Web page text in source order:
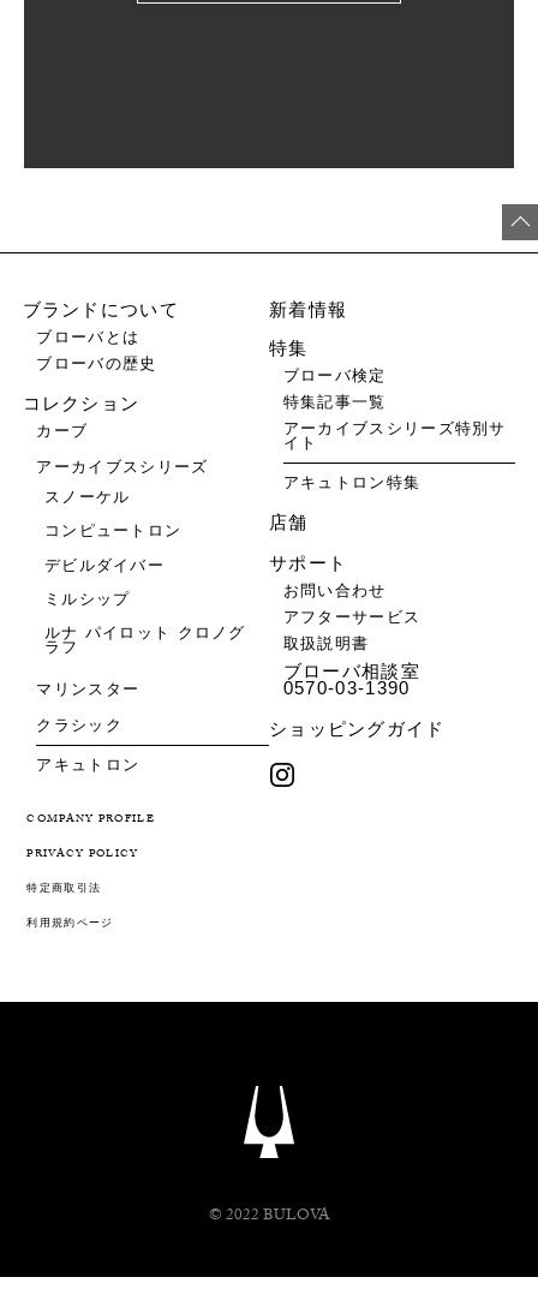
ブランドについて
ブローバとは
ブローバの歴史
コレクション
カーブ
アーカイブスシリーズ
スノーケル
コンピュートロン
デビルダイバー
ミルシップ
ルナ パイロット クロノグ
ラフ
マリンスター
クラシック
アキュトロン
新着情報
特集
ブローバ検定
特集記事一覧
アーカイブスシリーズ特別サ
イト
アキュトロン特集
店舗
サポート
お問い合わせ
アフターサービス
取扱説明書
ブローバ相談室
0570-03-1390
ショッピングガイド
COMPANY PROFILE
PRIVACY POLICY
特定商取引法
利用規約ページ
© 2022 BULOVA